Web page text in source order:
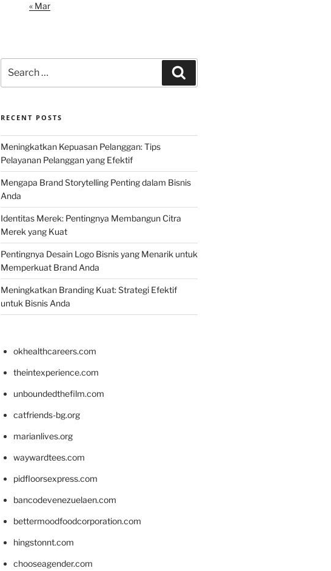
« Mar
for:
RECENT POSTS
Meningkatkan Kepuasan Pelanggan: Tips
Pelayanan Pelanggan yang Efektif
Mengapa Brand Storytelling Penting dalam Bisnis
Anda
Identitas Merek: Pentingnya Membangun Citra
Merek yang Kuat
Pentingnya Desain Logo Bisnis yang Menarik untuk
Memperkuat Brand Anda
Meningkatkan Branding Kuat: Strategi Efektif
untuk Bisnis Anda
okhealthcareers.com
theintexperience.com
unboundedthefilm.com
catfriends-bg.org
marianlives.org
waywardtees.com
pidfloorsexpress.com
bancodevenezuelaen.com
bettermoodfoodcorporation.com
hingstonnt.com
chooseagender.com